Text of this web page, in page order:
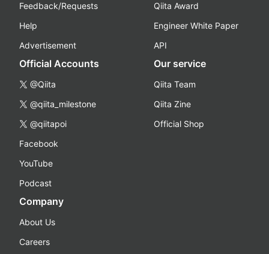
Feedback/Requests
Help
Advertisement
Qiita Award
Engineer White Paper
API
Official Accounts
@Qiita
@qiita_milestone
@qiitapoi
Facebook
YouTube
Podcast
Our service
Qiita Team
Qiita Zine
Official Shop
Company
About Us
Careers